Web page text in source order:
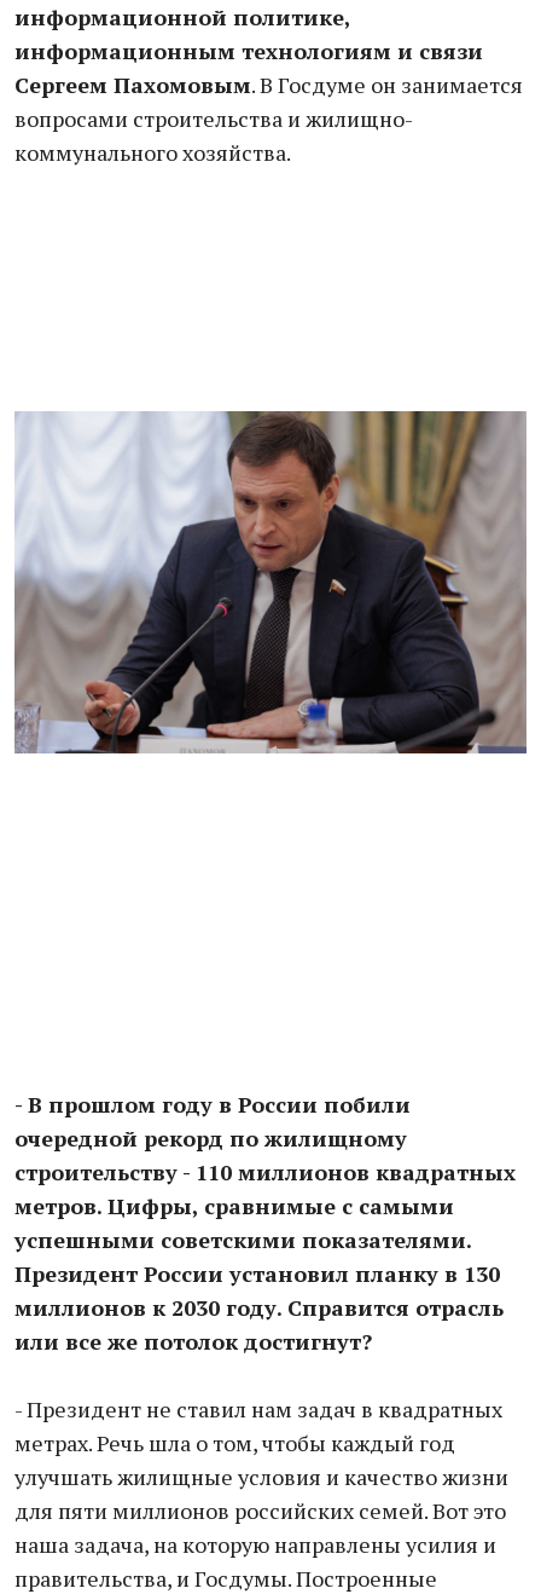
информационной политике,
информационным технологиям и связи
Сергеем Пахомовым. В Госдуме он занимается
вопросами строительства и жилищно-
коммунального хозяйства.
- В прошлом году в России побили
очередной рекорд по жилищному
строительству - 110 миллионов квадратных
метров. Цифры, сравнимые с самыми
успешными советскими показателями.
Президент России установил планку в 130
миллионов к 2030 году. Справится отрасль
или все же потолок достигнут?
- Президент не ставил нам задач в квадратных
метрах. Речь шла о том, чтобы каждый год
улучшать жилищные условия и качество жизни
для пяти миллионов российских семей. Вот это
наша задача, на которую направлены усилия и
правительства, и Госдумы. Построенные